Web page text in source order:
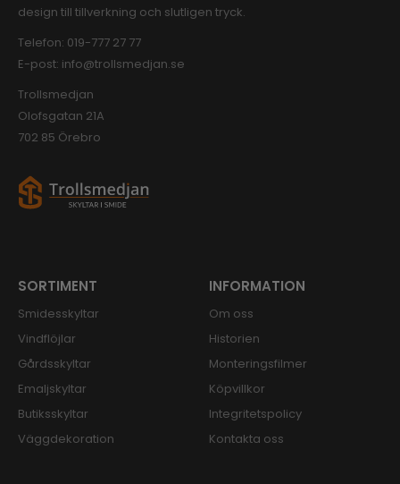
design till tillverkning och slutligen tryck.
Telefon: 019-777 27 77
E-post: info@trollsmedjan.se
Trollsmedjan
Olofsgatan 21A
702 85 Örebro
SORTIMENT
Smidesskyltar
Vindflöjlar
Gårdsskyltar
Emaljskyltar
Butiksskyltar
Väggdekoration
INFORMATION
Om oss
Historien
Monteringsfilmer
Köpvillkor
Integritetspolicy
Kontakta oss